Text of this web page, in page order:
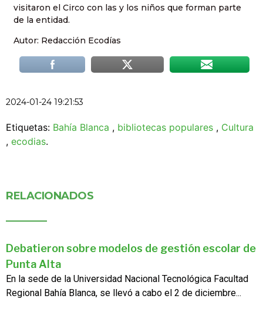
visitaron el Circo con las y los niños que forman parte
de la entidad.
Autor: Redacción Ecodías
2024-01-24 19:21:53
Etiquetas: Bahía Blanca , bibliotecas populares , Cultura
, ecodias.
RELACIONADOS
Debatieron sobre modelos de gestión escolar de
Punta Alta
En la sede de la Universidad Nacional Tecnológica Facultad
Regional Bahía Blanca, se llevó a cabo el 2 de diciembre...